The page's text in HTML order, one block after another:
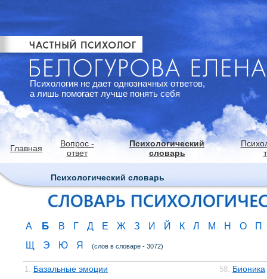
Психология не дает однозначных ответов,
а лишь помогает лучше понять себя
Главная
Вопрос -
ответ
Психологический
словарь
Психологический словарь
А Б В Г Д Е Ж З И Й К Л М Н О
П
Щ
Э Ю Я (слов в словаре - 3072)
1. Базальные эмоции 58. Бионика